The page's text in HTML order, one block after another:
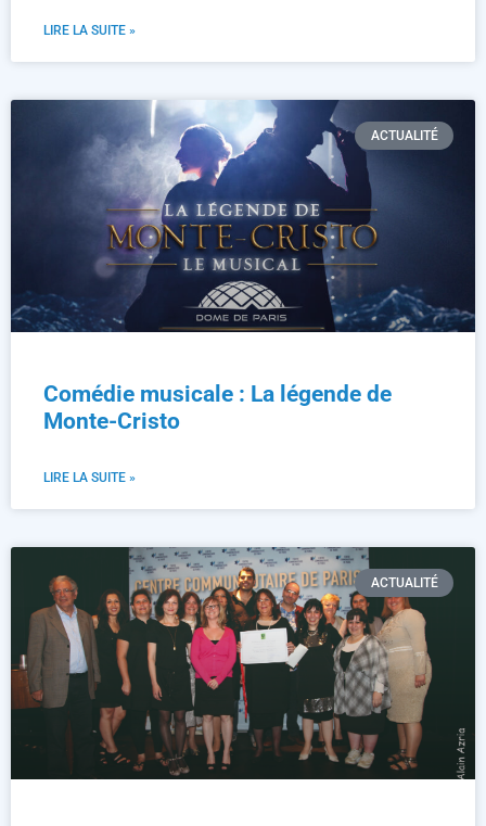
LIRE LA SUITE »
ACTUALITÉ
Comédie musicale : La légende de
Monte-Cristo
LIRE LA SUITE »
ACTUALITÉ